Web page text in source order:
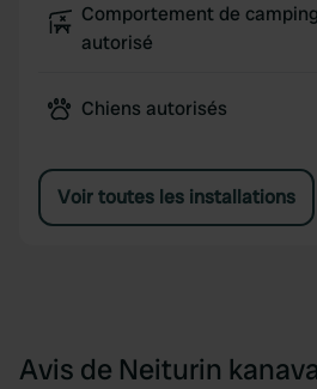
Comportement de
autorisé
Chiens autorisés
Voir toutes les installations
Avis de Neiturin